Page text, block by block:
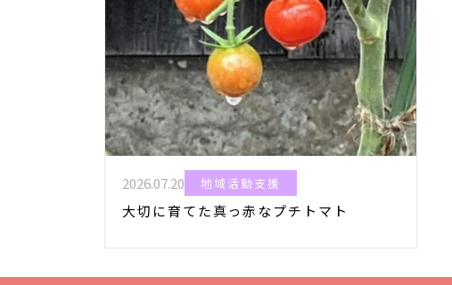
2026.07.20 地域活動支援
大切に育てた真っ赤なプチトマト